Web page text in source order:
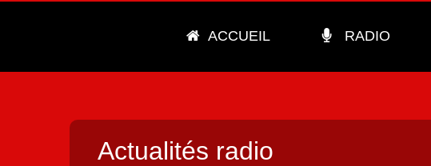
ACCUEIL RADIO
Actualités radio